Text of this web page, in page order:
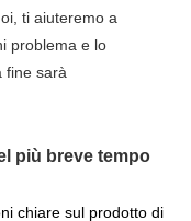
ti aiuteremo a
problema e lo
fine sarà
più breve tempo
chiare sul prodotto di